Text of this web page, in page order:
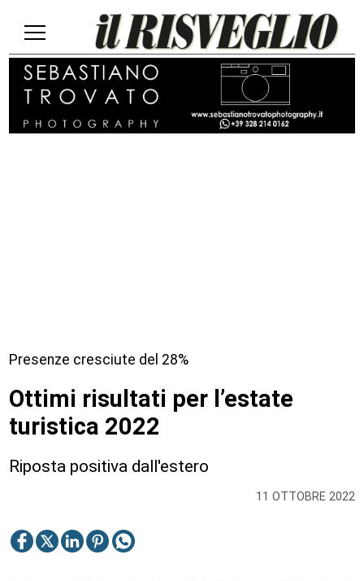
11 OTTOBRE 2022
Presenze cresciute del 28%
Ottimi risultati per l’estate
turistica 2022
Riposta positiva dall'estero